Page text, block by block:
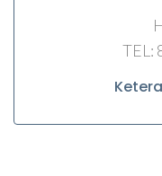
TEL: